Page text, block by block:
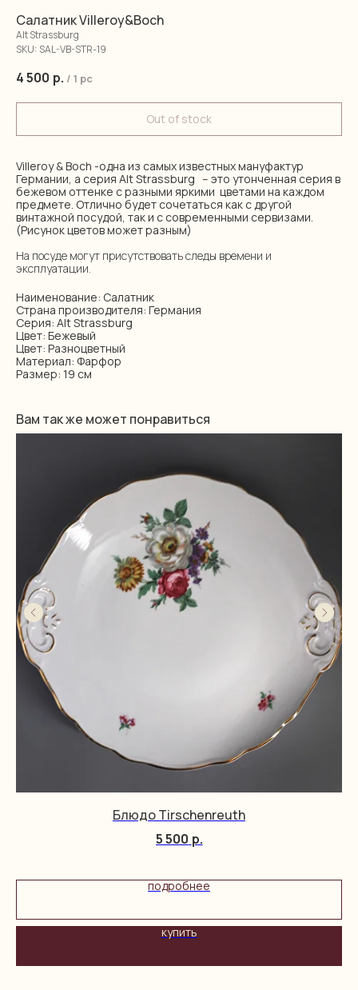
Салатник Villeroy&Boch
Alt Strassburg
SKU: SAL-VB-STR-19
4 500 р. / 1 pc
Out of stock
Villeroy & Boch -одна из самых известных мануфактур
Германии, а серия Alt Strassburg – это утонченная серия в
бежевом оттенке с разными яркими цветами на каждом
предмете. Отлично будет сочетаться как с другой
винтажной посудой, так и с современными сервизами.
(Рисунок цветов может разным)
На посуде могут присутствовать следы времени и
эксплуатации.
Наименование: Салатник
Страна производителя: Германия
Серия: Alt Strassburg
Цвет: Бежевый
Цвет: Разноцветный
Материал: Фарфор
Размер: 19 см
Вам так же может понравиться
Блюдо Tirschenreuth
5 500 р.
подробнее
купить